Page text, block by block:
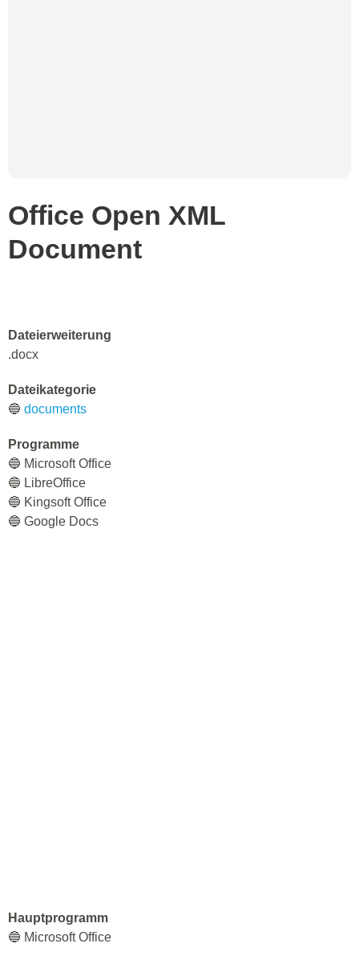
Office Open XML
Document
Dateierweiterung
.docx
Dateikategorie
🔵 documents
Programme
🔵 Microsoft Office
🔵 LibreOffice
🔵 Kingsoft Office
🔵 Google Docs
Hauptprogramm
🔵 Microsoft Office